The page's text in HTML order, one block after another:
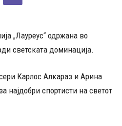
„Лауреус“ одржана во
светската доминација.
Карлос Алкараз и Арина
најдобри спортисти на светот